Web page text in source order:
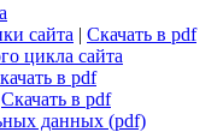
сайта|Скачать в pdf